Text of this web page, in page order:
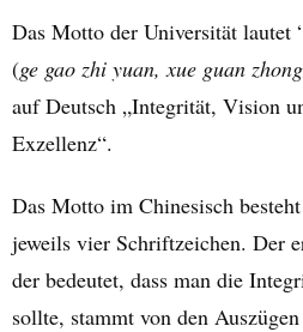
Das Motto der Universität lautet
(ge gao zhi yuan, xue guan
auf Deutsch „Integrität, Vision
Exzellenz“.
Das Motto im Chinesisch
jeweils vier Schriftzeichen. Der
der bedeutet, dass man die
sollte, stammt von den